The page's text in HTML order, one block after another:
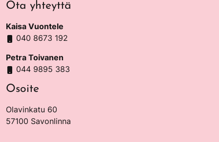
Ota yhteyttä
Kaisa Vuontele
040 8673 192
Petra Toivanen
044 9895 383
Osoite
Olavinkatu 60
57100 Savonlinna